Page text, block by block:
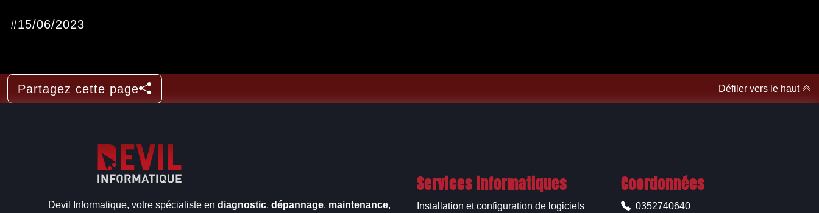
#15/06/2023
Partagez cette page Défiler vers le haut
Devil Informatique, votre spécialiste endiagnostic,dépannage, maintenance,
Services informatiques
Installation et configuration de logiciels
Coordonnées
0352740640